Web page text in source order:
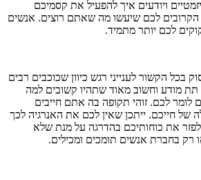
ויודעים איך להפעיל את קסמיכם
לכם שיעשו מה שאתם רוצים. אנשים
לכם יותר מתמיד.
בכל הקשור לענייני רגש כיוון שכוכבים רבים
מודע וחשוב מאוד שתהיו קשובים למה
לומר לכם. זוהי תקופה בה אתם חייבים
של חייכם. ייתכן שאין לכם את האנרגיה לכך
את כוחותיכם בהדרגה על מנת שלא
רק בחברת אנשים תומכים ומכילים.